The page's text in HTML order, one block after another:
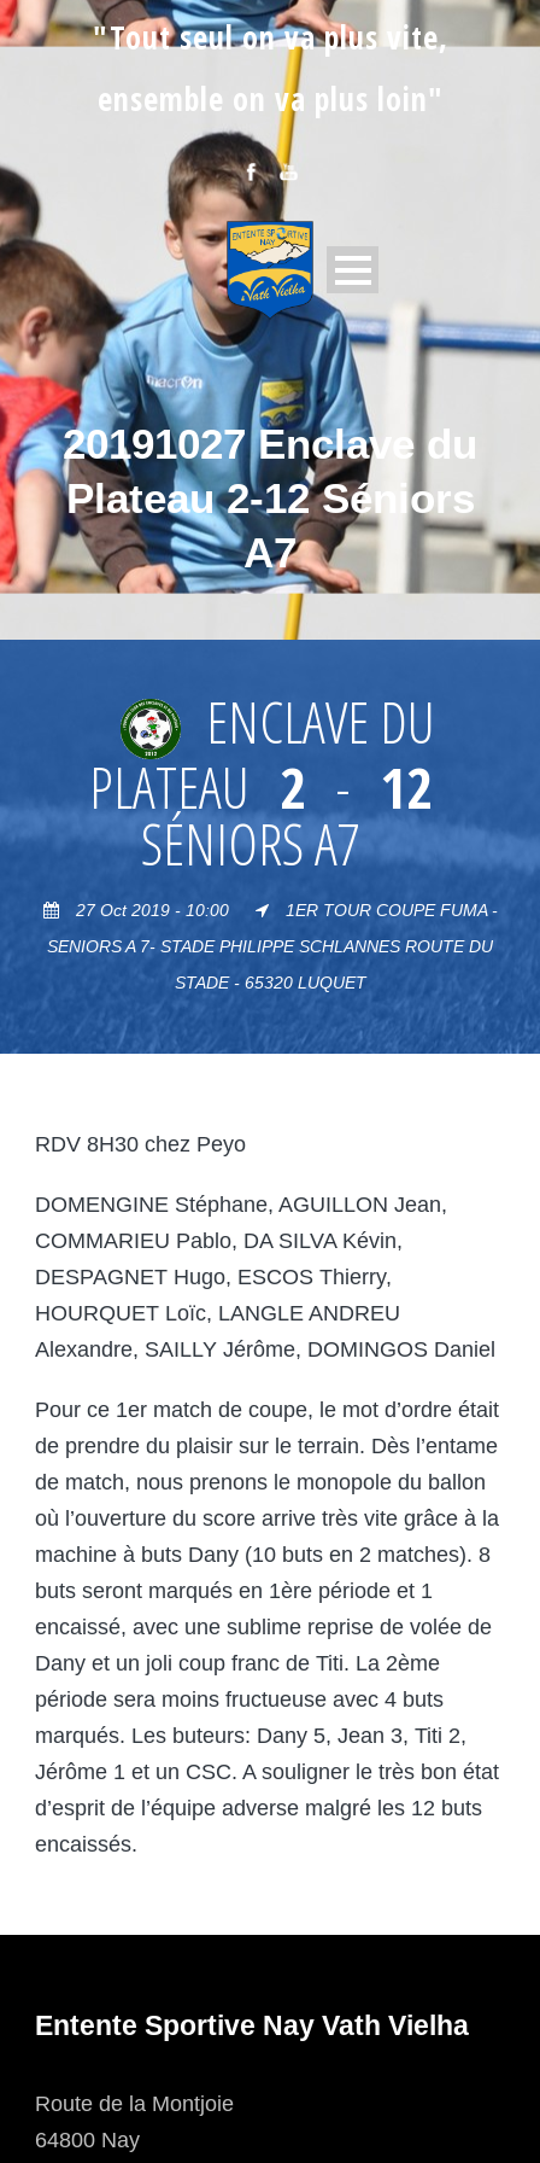
"Tout seul on va plus vite,
ensemble on va plus loin"
20191027 Enclave du
Plateau 2-12 Séniors
A7
ENCLAVE DU
PLATEAU 2 - 12
SÉNIORS A7
27 Oct 2019 - 10:00
1ER TOUR COUPE FUMA -
SENIORS A 7- STADE PHILIPPE SCHLANNES ROUTE DU
STADE - 65320 LUQUET
RDV 8H30 chez Peyo
DOMENGINE Stéphane, AGUILLON Jean,
COMMARIEU Pablo, DA SILVA Kévin,
DESPAGNET Hugo, ESCOS Thierry,
HOURQUET Loïc, LANGLE ANDREU
Alexandre, SAILLY Jérôme, DOMINGOS Daniel
Pour ce 1er match de coupe, le mot d’ordre était
de prendre du plaisir sur le terrain. Dès l’entame
de match, nous prenons le monopole du ballon
où l’ouverture du score arrive très vite grâce à la
machine à buts Dany (10 buts en 2 matches). 8
buts seront marqués en 1ère période et 1
encaissé, avec une sublime reprise de volée de
Dany et un joli coup franc de Titi. La 2ème
période sera moins fructueuse avec 4 buts
marqués. Les buteurs: Dany 5, Jean 3, Titi 2,
Jérôme 1 et un CSC. A souligner le très bon état
d’esprit de l’équipe adverse malgré les 12 buts
encaissés.
Entente Sportive Nay Vath Vielha
Route de la Montjoie
64800 Nay